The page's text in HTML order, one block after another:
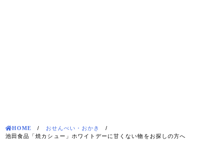
HOME / おせんべい・おかき
/
池田食品「焼カシュー」ホワイトデーに甘くない物をお探しの方へ